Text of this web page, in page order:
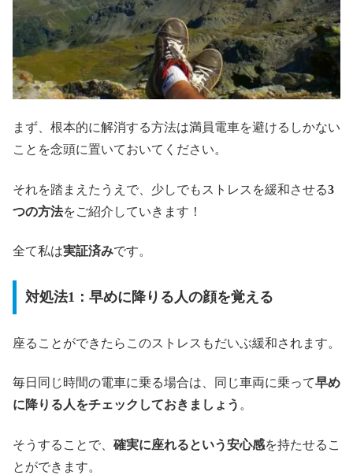
まず、根本的に解消する方法は満員電車を避けるしかない
ことを念頭に置いておいてください。
それを踏まえたうえで、少しでもストレスを緩和させる3
つの方法をご紹介していきます！
全て私は実証済みです。
対処法1：早めに降りる人の顔を覚える
座ることができたらこのストレスもだいぶ緩和されます。
毎日同じ時間の電車に乗る場合は、同じ車両に乗って早め
に降りる人をチェックしておきましょう 。
そうすることで、 確実に座れるという安心感を持たせるこ
とができます。